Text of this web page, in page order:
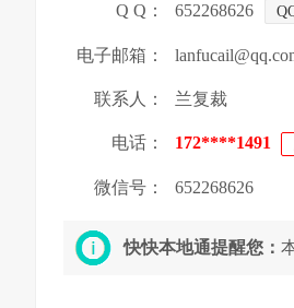
Q Q： 652268626
电子邮箱：
联系人： 兰复裁
电话： 172****1491
微信号： 652268626
快快本地通提醒您：